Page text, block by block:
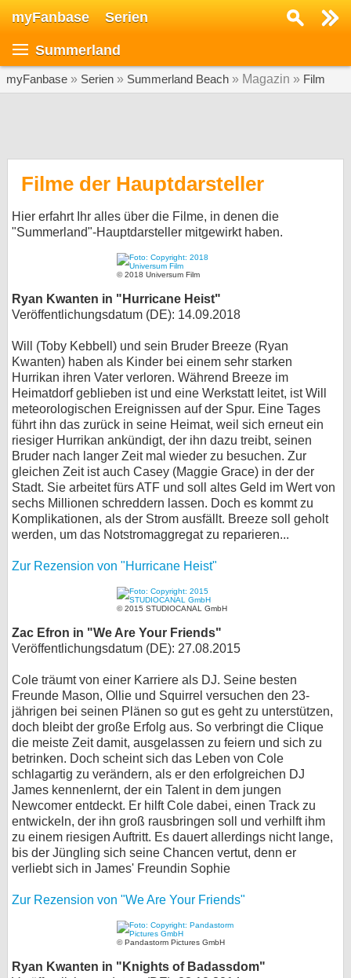
myFanbase Serien
Summerland
myFanbase » Serien » Summerland Beach » Magazin » Film
Filme der Hauptdarsteller
Hier erfahrt Ihr alles über die Filme, in denen die
"Summerland"-Hauptdarsteller mitgewirkt haben.
© 2018 Universum Film
Ryan Kwanten in "Hurricane Heist"
Veröffentlichungsdatum (DE): 14.09.2018
Will (Toby Kebbell) und sein Bruder Breeze (Ryan
Kwanten) haben als Kinder bei einem sehr starken
Hurrikan ihren Vater verloren. Während Breeze im
Heimatdorf geblieben ist und eine Werkstatt leitet, ist Will
meteorologischen Ereignissen auf der Spur. Eine Tages
führt ihn das zurück in seine Heimat, weil sich erneut ein
riesiger Hurrikan ankündigt, der ihn dazu treibt, seinen
Bruder nach langer Zeit mal wieder zu besuchen. Zur
gleichen Zeit ist auch Casey (Maggie Grace) in der der
Stadt. Sie arbeitet fürs ATF und soll altes Geld im Wert von
sechs Millionen schreddern lassen. Doch es kommt zu
Komplikationen, als der Strom ausfällt. Breeze soll geholt
werden, um das Notstromaggregat zu reparieren...
Zur Rezension von "Hurricane Heist"
© 2015 STUDIOCANAL GmbH
Zac Efron in "We Are Your Friends"
Veröffentlichungsdatum (DE): 27.08.2015
Cole träumt von einer Karriere als DJ. Seine besten
Freunde Mason, Ollie und Squirrel versuchen den 23-
jährigen bei seinen Plänen so gut es geht zu unterstützen,
doch bleibt der große Erfolg aus. So verbringt die Clique
die meiste Zeit damit, ausgelassen zu feiern und sich zu
betrinken. Doch scheint sich das Leben von Cole
schlagartig zu verändern, als er den erfolgreichen DJ
James kennenlernt, der ein Talent in dem jungen
Newcomer entdeckt. Er hilft Cole dabei, einen Track zu
entwickeln, der ihn groß rausbringen soll und verhilft ihm
zu einem riesigen Auftritt. Es dauert allerdings nicht lange,
bis der Jüngling sich seine Chancen vertut, denn er
verliebt sich in James' Freundin Sophie
Zur Rezension von "We Are Your Friends"
© Pandastorm Pictures GmbH
Ryan Kwanten in "Knights of Badassdom"
SERIEN
KULTUR
Specials
SERVICE
Gewinnspiele
Forum
bei X
bei Facebook
Kontakt
Nutzungsbedingungen
Datenschutz
Cookie-Einstellungen
Impressum
myFanbase